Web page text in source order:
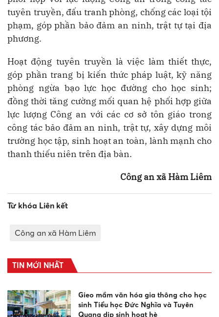
tuyên truyền, đấu tranh phòng, chống các loại tội
phạm, góp phần bảo đảm an ninh, trật tự tại địa
phương.
Hoạt động tuyên truyền là việc làm thiết thực,
góp phần trang bị kiến thức pháp luật, kỹ năng
phòng ngừa bạo lực học đường cho học sinh;
đồng thời tăng cường mối quan hệ phối hợp giữa
lực lượng Công an với các cơ sở tôn giáo trong
công tác bảo đảm an ninh, trật tự, xây dựng môi
trường học tập, sinh hoạt an toàn, lành mạnh cho
thanh thiếu niên trên địa bàn.
Công an xã Hàm Liêm
Từ khóa Liên kết
Công an xã Hàm Liêm
TIN MỚI NHẤT
Gieo mầm văn hóa gia thông cho học
sinh Tiểu học Đức Nghĩa và Tuyên
Quang dịp sinh hoạt hè